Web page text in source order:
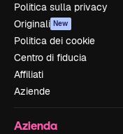
Politica sulla privacy
Originali New
Politica dei cookie
Centro di fiducia
Affiliati
Aziende
Azienda